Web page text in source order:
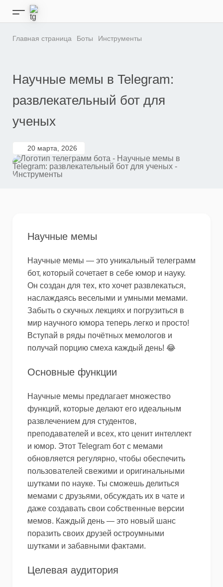
Перейти
содержимому
Кнопка
бокового
Главная страница Боты Инструменты
Научные мемы в Telegram:
развлекательный бот для
ученых
20 марта, 2026
Научные мемы
Научные мемы — это уникальный телеграмм
бот, который сочетает в себе юмор и науку.
Он создан для тех, кто хочет развлекаться,
наслаждаясь веселыми и умными мемами.
Забыть о скучных лекциях и погрузиться в
мир научного юмора теперь легко и просто!
Вступай в ряды почётных мемологов и
получай порцию смеха каждый день! 😂
Основные функции
Научные мемы предлагает множество
функций, которые делают его идеальным
развлечением для студентов,
преподавателей и всех, кто ценит интеллект
и юмор. Этот Telegram бот с мемами
обновляется регулярно, чтобы обеспечить
пользователей свежими и оригинальными
шутками по науке. Ты сможешь делиться
мемами с друзьями, обсуждать их в чате и
даже создавать свои собственные версии
мемов. Каждый день — это новый шанс
поразить своих друзей остроумными
шутками и забавными фактами.
Целевая аудитория